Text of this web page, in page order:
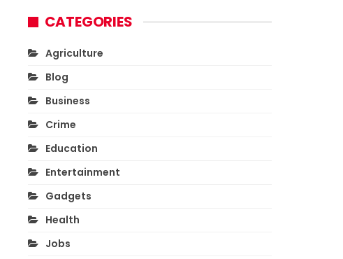
CATEGORIES
Agriculture
Blog
Business
Crime
Education
Entertainment
Gadgets
Health
Jobs